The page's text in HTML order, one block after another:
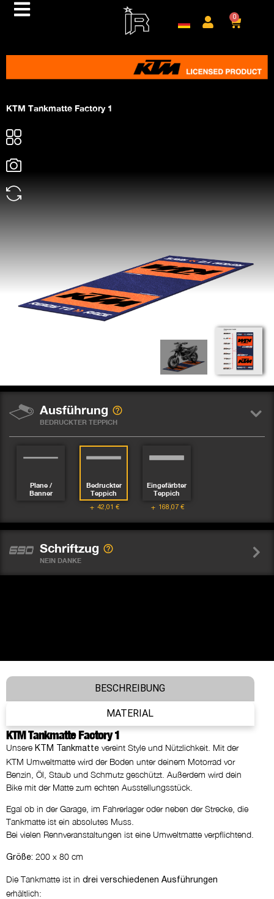
0
KTM Tankmatte Factory 1
Ausführung
BEDRUCKTER TEPPICH
Plane /
Banner
Bedruckter
Teppich
42,01 €
Eingefärbter
Teppich
168,07 €
Schriftzug
NEIN DANKE
BESCHREIBUNG
MATERIAL
KTM Tankmatte Factory 1
Unsere KTM Tankmatte vereint Style und Nützlichkeit. Mit der
KTM Umweltmatte wird der Boden unter deinem Motorrad vor
Benzin, Öl, Staub und Schmutz geschützt. Außerdem wird dein
Bike mit der Matte zum echten Ausstellungsstück.
Egal ob in der Garage, im Fahrerlager oder neben der Strecke, die
Tankmatte ist ein absolutes Muss.
Bei vielen Rennveranstaltungen ist eine Umweltmatte verpflichtend.
Größe: 200 x 80 cm
Die Tankmatte ist in drei verschiedenen Ausführungen
erhältlich: